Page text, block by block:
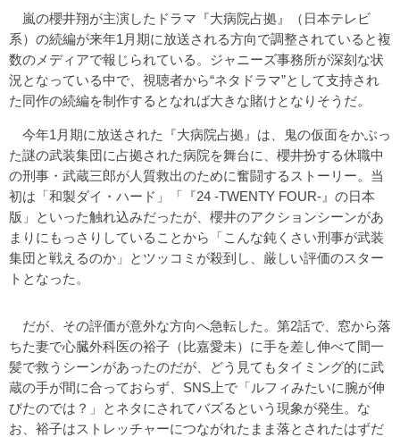
嵐の櫻井翔が主演したドラマ『大病院占拠』（日本テレビ
系）の続編が来年1月期に放送される方向で調整されていると複
数のメディアで報じられている。ジャニーズ事務所が深刻な状
況となっている中で、視聴者から“ネタドラマ”として支持され
た同作の続編を制作するとなれば大きな賭けとなりそうだ。
今年1月期に放送された『大病院占拠』は、鬼の仮面をかぶっ
た謎の武装集団に占拠された病院を舞台に、櫻井扮する休職中
の刑事・武蔵三郎が人質救出のために奮闘するストーリー。当
初は「和製ダイ・ハード」「『24 -TWENTY FOUR-』の日本
版」といった触れ込みだったが、櫻井のアクションシーンがあ
まりにもっさりしていることから「こんな鈍くさい刑事が武装
集団と戦えるのか」とツッコミが殺到し、厳しい評価のスター
トとなった。
だが、その評価が意外な方向へ急転した。第2話で、窓から落
ちた妻で心臓外科医の裕子（比嘉愛未）に手を差し伸べて間一
髪で救うシーンがあったのだが、どう見てもタイミング的に武
蔵の手が間に合っておらず、SNS上で「ルフィみたいに腕が伸
びたのでは？」とネタにされてバズるという現象が発生。な
お、裕子はストレッチャーにつながれたまま落とされたはずだ